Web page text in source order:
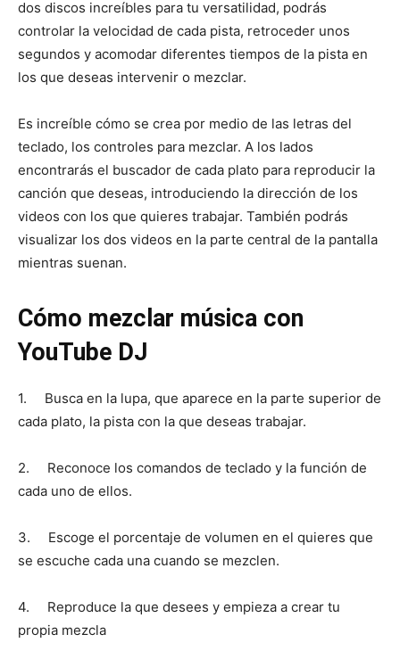
dos discos increíbles para tu versatilidad, podrás
controlar la velocidad de cada pista, retroceder unos
segundos y acomodar diferentes tiempos de la pista en
los que deseas intervenir o mezclar.
Es increíble cómo se crea por medio de las letras del
teclado, los controles para mezclar. A los lados
encontrarás el buscador de cada plato para reproducir la
canción que deseas, introduciendo la dirección de los
videos con los que quieres trabajar. También podrás
visualizar los dos videos en la parte central de la pantalla
mientras suenan.
Cómo mezclar música con
YouTube DJ
1. Busca en la lupa, que aparece en la parte superior de
cada plato, la pista con la que deseas trabajar.
2. Reconoce los comandos de teclado y la función de
cada uno de ellos.
3. Escoge el porcentaje de volumen en el quieres que
se escuche cada una cuando se mezclen.
4. Reproduce la que desees y empieza a crear tu
propia mezcla